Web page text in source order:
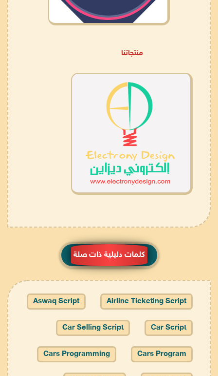
منتجاتنا
كلمات دليلية ذات صلة
Airline Ticketing Script
Aswaq Script
Car Script
Car Selling Script
Cars Program
Cars Programming